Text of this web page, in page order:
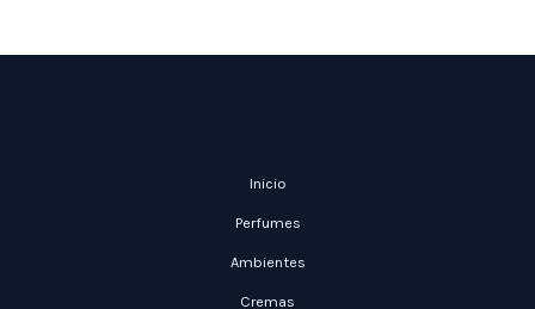
Inicio
Perfumes
Ambientes
Cremas